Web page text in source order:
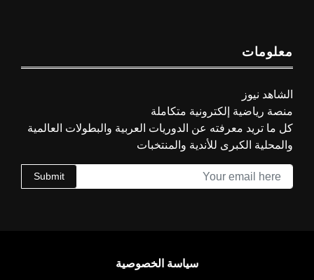
معلومات
الشاهد نيوز
منصة رياضية إلكترونية متكاملة
كل ما تريد معرفته عن الدوريات العربية والبطولات العالمية
والمحلية الكبرى للأندية والمنتخبات
Submit
سياسة الخصوصية